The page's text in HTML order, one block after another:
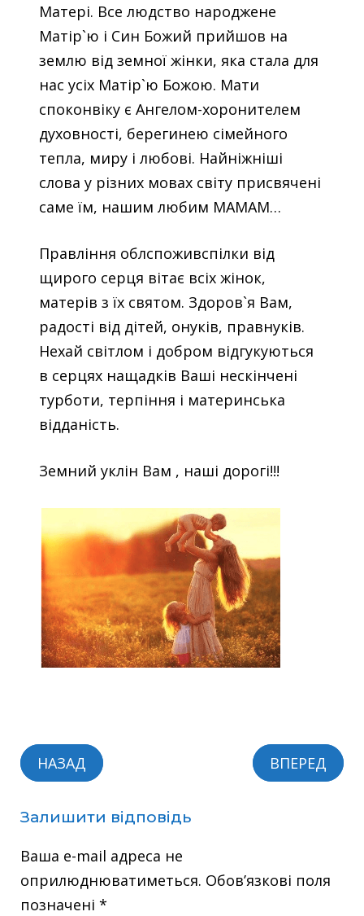
Матері. Все людство народжене
Матір`ю і Син Божий прийшов на
землю від земної жінки, яка стала для
нас усіх Матір`ю Божою. Мати
споконвіку є Ангелом-хоронителем
духовності, берегинею сімейного
тепла, миру і любові. Найніжніші
слова у різних мовах світу присвячені
саме їм, нашим любим МАМАМ…
Правління облспоживспілки від
щирого серця вітає всіх жінок,
матерів з їх святом. Здоров`я Вам,
радості від дітей, онуків, правнуків.
Нехай світлом і добром відгукуються
в серцях нащадків Ваші нескінчені
турботи, терпіння і материнська
відданість.
Земний уклін Вам , наші дорогі!!!
НАЗАД ВПЕРЕД
Залишити відповідь
Ваша e-mail адреса не
оприлюднюватиметься. Обов’язкові поля
позначені *